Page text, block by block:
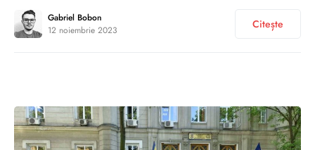
Gabriel Bobon
12 noiembrie 2023
Citește